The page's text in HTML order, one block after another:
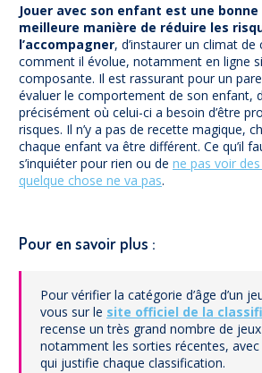
Jouer avec son enfant est une bonne
meilleure manière de réduire les
l’accompagner, d’instaurer un climat
comment il évolue, notamment en ligne
composante. Il est rassurant pour un
évaluer le comportement de son enfant,
précisément où celui-ci a besoin d’être
risques. Il n’y a pas de recette magique,
chaque enfant va être différent. Ce qu’il
s’inquiéter pour rien ou de ne pas voir
quelque chose ne va pas.
Pour en savoir plus :
Pour vérifier la catégorie d’âge d’un
vous sur le site officiel de la
recense un très grand nombre de
notamment les sorties récentes,
qui justifie chaque classification.